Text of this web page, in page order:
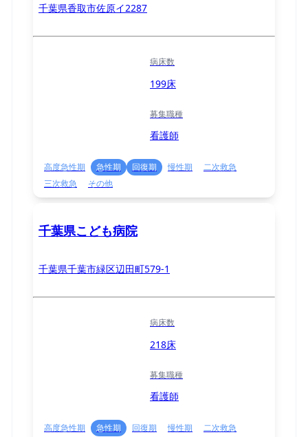
千葉県香取市佐原イ2287
病床数
199床
募集職種
看護師
高度急性期 急性期 回復期 慢性期
二次救急
三次救急
その他
千葉県こども病院
千葉県千葉市緑区辺田町579-1
病床数
218床
募集職種
看護師
高度急性期 急性期 回復期 慢性期
二次救急